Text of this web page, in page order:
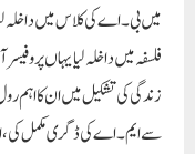
فلسفہ میں داخلہ لیا یہاں
سے ایم ۔ اے کی ڈگری مکمل کی ،